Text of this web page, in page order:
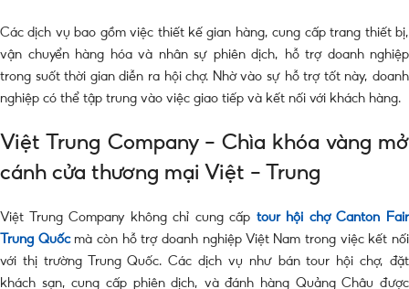
Các dịch vụ bao gồm việc thiết kế gian hàng, cung cấp trang thiết bị,
vận chuyển hàng hóa và nhân sự phiên dịch, hỗ trợ doanh nghiệp
trong suốt thời gian diễn ra hội chợ. Nhờ vào sự hỗ trợ tốt này, doanh
nghiệp có thể tập trung vào việc giao tiếp và kết nối với khách hàng.
Việt Trung Company – Chìa khóa vàng mở
cánh cửa thương mại Việt – Trung
Việt Trung Company không chỉ cung cấp tour hội chợ Canton Fair
Trung Quốcmà còn hỗ trợ doanh nghiệp Việt Nam trong việc kết nối
với thị trường Trung Quốc. Các dịch vụ như bán tour hội chợ, đặt
khách sạn, cung cấp phiên dịch, và đánh hàng Quảng Châu được